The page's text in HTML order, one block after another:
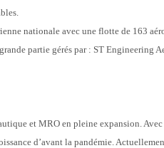
nationale avec une flotte de 163
partie gérés par : ST
et MRO en pleine expansion.
d’avant la pandémie.